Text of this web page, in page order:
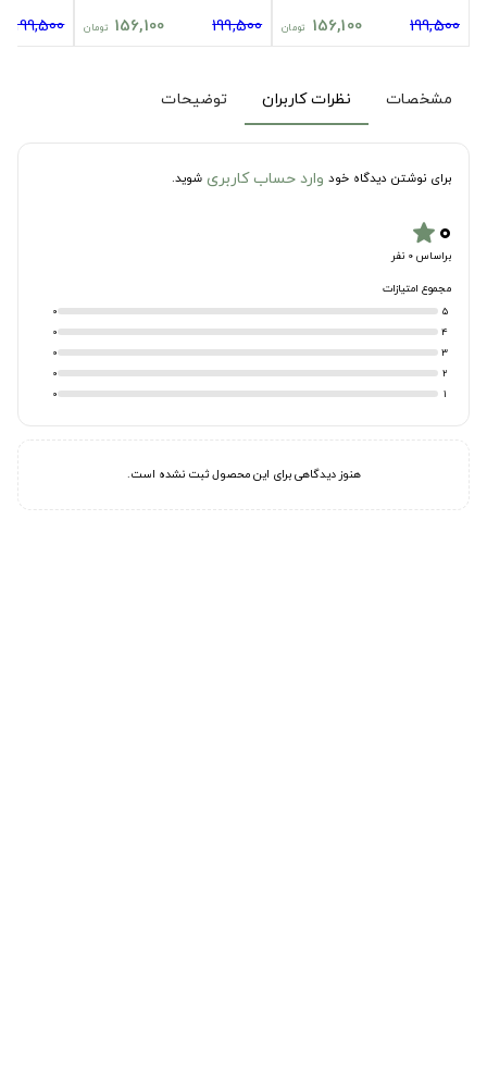
199,500
156,100 تومان 199,500
156,100 تومان 199,500
مشخصات نظرات کاربران توضیحات
برای نوشتن دیدگاه خود وارد حساب کاربری شوید.
۰star
براساس 0 نفر
مجموع امتیازات
5
0
4
0
3
0
2
0
1
0
هنوز دیدگاهی برای این محصول ثبت نشده است.